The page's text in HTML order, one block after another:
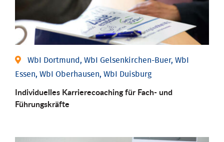
WbI Dortmund, WbI Gelsenkirchen-Buer, WbI
Essen, WbI Oberhausen, WbI Duisburg
Individu­elles Karrierecoaching für Fach-­ und
Führungs­kräfte